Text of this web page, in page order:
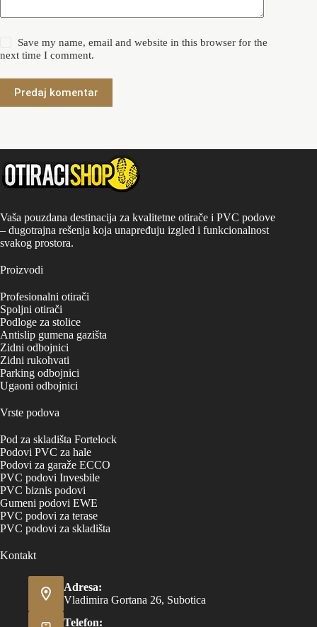
Save my name, email and website in this browser for the
next time I comment.
Predaj komentar
Vaša pouzdana destinacija za kvalitetne otirače i PVC podove
– dugotrajna rešenja koja unapređuju izgled i funkcionalnost
svakog prostora.
Proizvodi
Profesionalni otirači
Spoljni otirači
Podloge za stolice
Antislip gumena gazišta
Zidni odbojnici
Zidni rukohvati
Parking odbojnici
Ugaoni odbojnici
Vrste podova
Pod za skladišta Fortelock
Podovi PVC za hale
Podovi za garaže ECCO
PVC podovi Invesbile
PVC biznis podovi
Gumeni podovi EWE
PVC podovi za terase
PVC podovi za skladišta
Kontakt
Adresa:
Vladimira Gortana 26, Subotica
Telefon: